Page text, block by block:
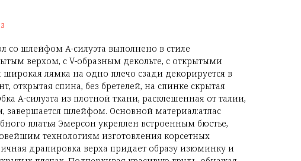
со шлейфом А-силуэта выполнено в стиле
верхом, с V-образным декольте, с открытыми
лямка на одно плечо сзади декорируется в
открытая спина, без бретелей, на спинке скрытая
А-силуэта из плотной ткани, расклешенная от талии,
завершается шлейфом. Основной материал:атлас
платья Эмерсон укреплен встроенным бюстье,
технологиям изготовления корсетных
драпировка верха придает образу изюминку и